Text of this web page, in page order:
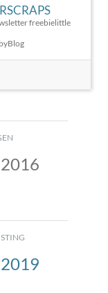
freebielittle